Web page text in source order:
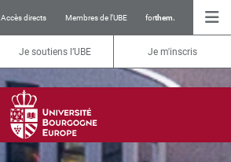
Accès directs Membres de l’UBE forthem.
Je soutiens l’UBE Je m'inscris